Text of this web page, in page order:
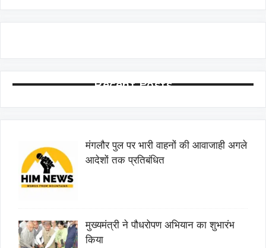
Recent Posts
मंगलौर पुल पर भारी वाहनों की आवाजाही अगले
आदेशों तक प्रतिबंधित
मुख्यमंत्री ने पौधरोपण अभियान का शुभारंभ
किया